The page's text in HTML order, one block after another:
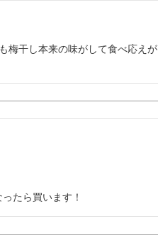
梅干し本来の味がして食べ応えが
たら買います！